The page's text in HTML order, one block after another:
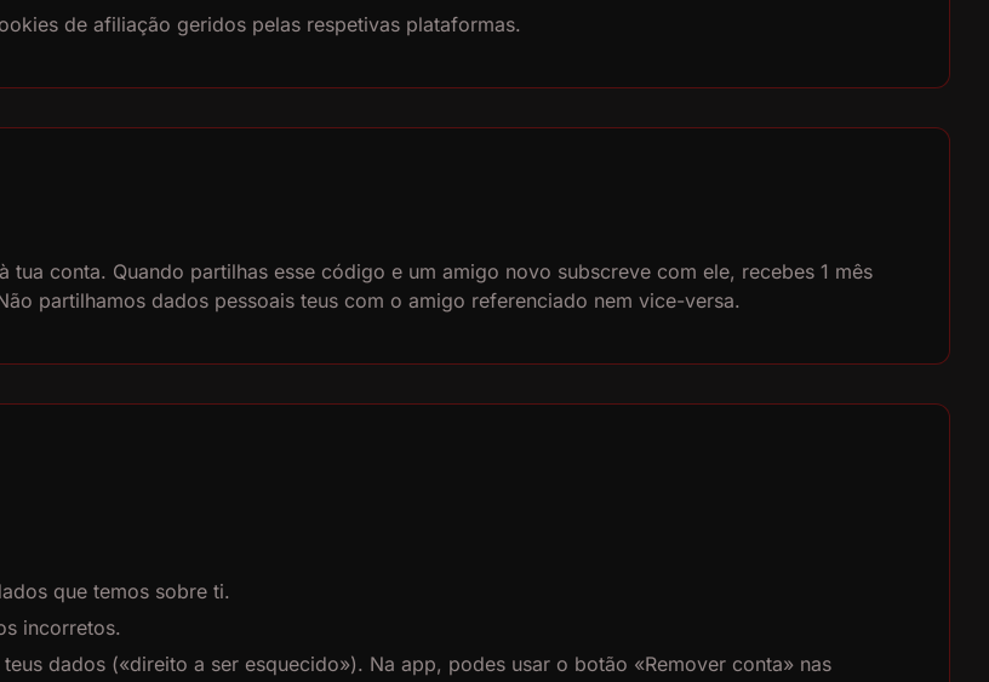
de afiliação geridos pelas respetivas plataformas.
conta. Quando partilhas esse código e um amigo novo subscreve com ele, recebes 1 mês
partilhamos dados pessoais teus com o amigo referenciado nem vice-versa.
que temos sobre ti.
incorretos.
dados («direito a ser esquecido»). Na app, podes usar o botão «Remover conta» nas